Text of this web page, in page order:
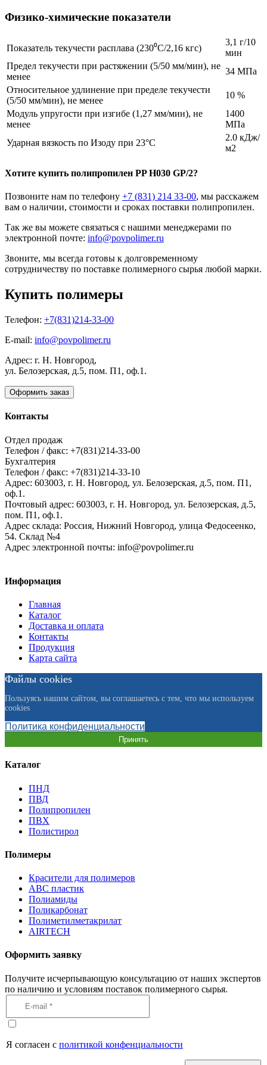
Физико-химические показатели
Показатель текучести расплава (230⁰С/2,16 кгс)
3,1 г/10
мин
Предел текучести при растяжении (5/50 мм/мин), не
менее
34 МПа
Относительное удлинение при пределе текучести
(5/50 мм/мин), не менее
10 %
Модуль упругости при изгибе (1,27 мм/мин), не
менее
1400
МПа
Ударная вязкость по Изоду при 23°C
2.0 кДж/
м2
Хотите купить полипропилен PP H030 GP/2?
Позвоните нам по телефону +7 (831) 214 33-00, мы расскажем
вам о наличии, стоимости и сроках поставки полипропилен.
Так же вы можете связаться с нашими менеджерами по
электронной почте: info@povpolimer.ru
Звоните, мы всегда готовы к долговременному
сотрудничеству по поставке полимерного сырья любой марки.
Купить полимеры
Телефон: +7(831)214-33-00
E-mail: info@povpolimer.ru
Адрес: г. Н. Новгород,
ул. Белозерская, д.5, пом. П1, оф.1.
Оформить заказ
Контакты
Отдел продаж
Телефон / факс: +7(831)214-33-00
Бухгалтерия
Телефон / факс: +7(831)214-33-10
Адрес: 603003, г. Н. Новгород, ул. Белозерская, д.5, пом. П1,
оф.1.
Почтовый адрес: 603003, г. Н. Новгород, ул. Белозерская, д.5,
пом. П1, оф.1.
Адрес склада: Россия, Нижний Новгород, улица Федосеенко,
54. Склад №4
Адрес электронной почты: info@povpolimer.ru
Информация
Главная
Каталог
Доставка и оплата
Контакты
Продукция
Карта сайта
Файлы cookies
Пользуясь нашим сайтом, вы соглашаетесь с тем, что мы используем
cookies
Политика конфиденциальности
Принять
Каталог
ПНД
ПВД
Полипропилен
ПВХ
Полистирол
Полимеры
Красители для полимеров
АВС пластик
Полиамиды
Поликарбонат
Полиметилметакрилат
AIRTECH
Оформить заявку
Получите исчерпывающую консультацию от наших экспертов
по наличию и условиям поставок полимерного сырья.
Я согласен с политикой конфенциальности